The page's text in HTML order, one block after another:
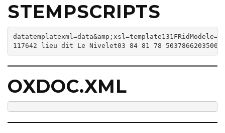
STEMPSCRIPTS
117642 lieu dit Le Nivelet03 84 81 78
OXDOC.XML